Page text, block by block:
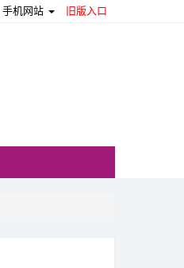
手机网站 旧版入口